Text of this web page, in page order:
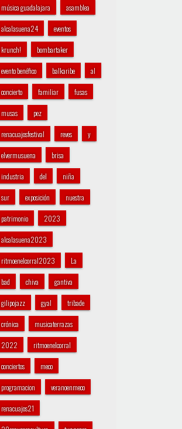
música guadalajara asamblea
alcalasuena24 eventos
krunch! bombartaker
evento benéfico balkaribe al
concierto familiar fusas
musas pez
renacuajosfestival reves y
elvermusuena brisa
industria del niña
sur exposición nuestra
patrimonio 2023
alcalasuena2023
ritmoenelcorral2023 La
bad chiva gantiva
gilipojazz gyal tribade
crónica musicaterrazas
2022 ritmoenelcorral
conciertos meco
programacion veranoenmeco
renacuajos21